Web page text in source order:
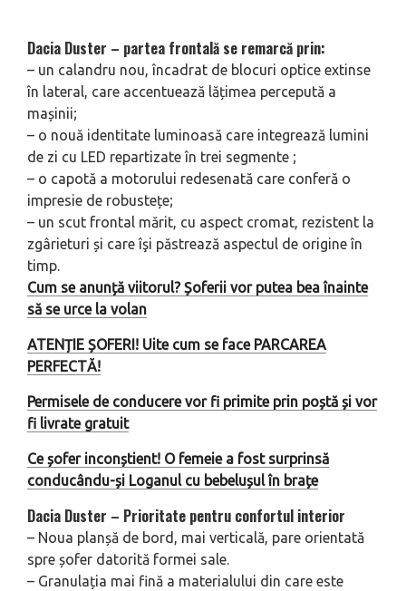
Dacia Duster – partea frontală se remarcă prin:
– un calandru nou, încadrat de blocuri optice extinse
în lateral, care accentuează lățimea percepută a
mașinii;
– o nouă identitate luminoasă care integrează lumini
de zi cu LED repartizate în trei segmente ;
– o capotă a motorului redesenată care conferă o
impresie de robustețe;
– un scut frontal mărit, cu aspect cromat, rezistent la
zgârieturi și care îşi păstrează aspectul de origine în
timp.
Cum se anunță viitorul? Șoferii vor putea bea înainte
să se urce la volan
ATENȚIE ȘOFERI! Uite cum se face PARCAREA
PERFECTĂ!
Permisele de conducere vor fi primite prin poștă și vor
fi livrate gratuit
Ce șofer inconștient! O femeie a fost surprinsă
conducându-și Loganul cu bebelușul în brațe
Dacia Duster – Prioritate pentru confortul interior
– Noua planșă de bord, mai verticală, pare orientată
spre șofer datorită formei sale.
– Granulația mai fină a materialului din care este